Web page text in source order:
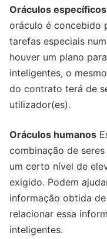
Oráculos
oráculo é concebido
tarefas especiais
houver um plano
inteligentes, o
do contrato terá de
utilizador(es).
Oráculos humanos
combinação de
um certo nível de
exigido. Podem
informação obtida
relacionar essa
inteligentes.